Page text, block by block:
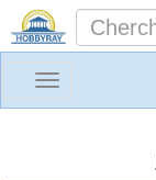
Toggle